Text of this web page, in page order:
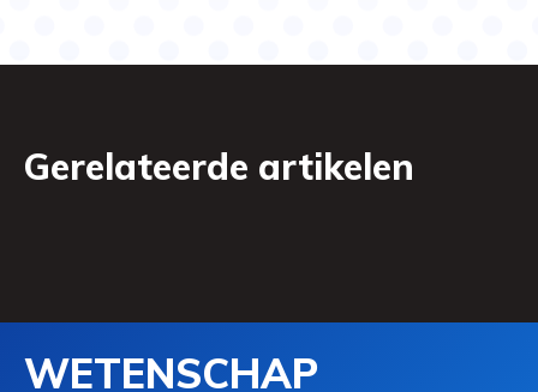
Gerelateerde artikelen
WETENSCHAP